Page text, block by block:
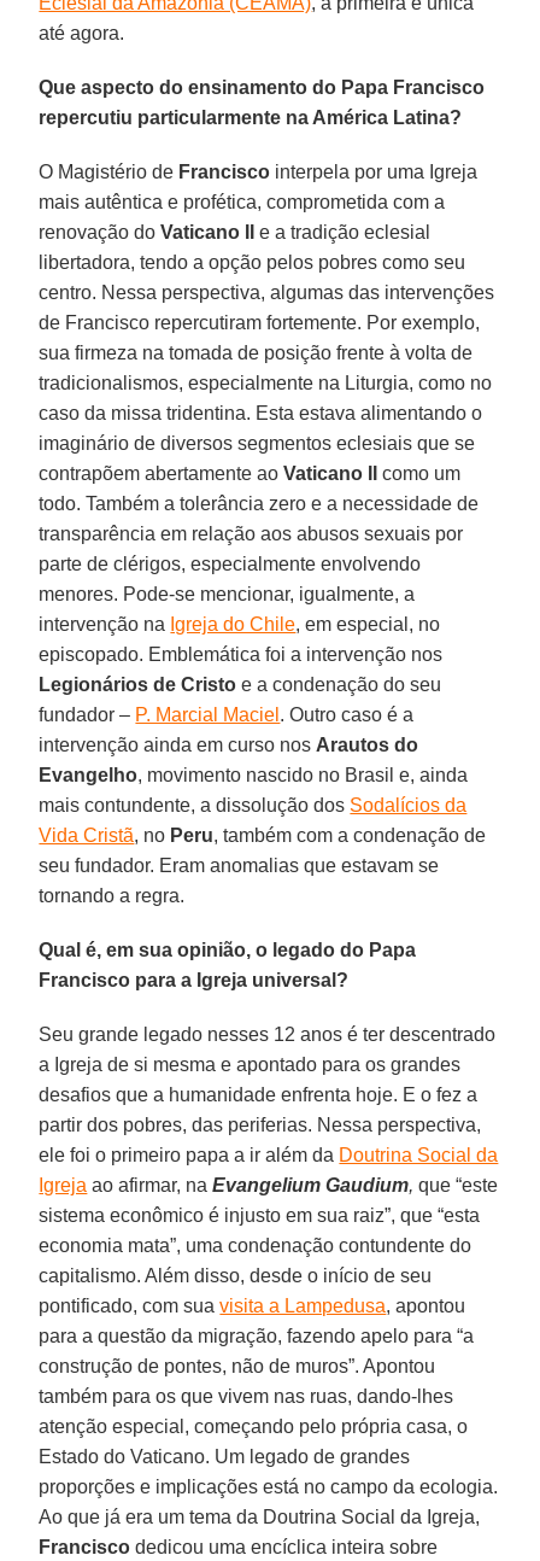
até agora.
Que aspecto do ensinamento do Papa Francisco
repercutiu particularmente na América Latina?
O Magistério de Francisco interpela por uma Igreja
mais autêntica e profética, comprometida com a
renovação doVaticano II
e a tradição eclesial
libertadora, tendo a opção pelos pobres como seu
centro. Nessa perspectiva, algumas das intervenções
de Francisco repercutiram fortemente. Por exemplo,
sua firmeza na tomada de posição frente à volta de
tradicionalismos, especialmente na Liturgia, como no
caso da missa tridentina. Esta estava alimentando o
imaginário de diversos segmentos eclesiais que se
contrapõem abertamente aoVaticano II
como um
todo. Também a tolerância zero e a necessidade de
transparência em relação aos abusos sexuais por
parte de clérigos, especialmente envolvendo
menores. Pode-se mencionar, igualmente, a
intervenção na Igreja do Chile, em especial, no
episcopado. Emblemática foi a intervenção nos
Legionários de Cristo e a condenação do seu
fundador – P. Marcial Maciel . Outro caso é a
intervenção ainda em curso nos Arautos do
Evangelho, movimento nascido no Brasil e, ainda
mais contundente, a dissolução dos Sodalícios da
Vida Cristã, no Peru, também com a condenação de
seu fundador. Eram anomalias que estavam se
tornando a regra.
Qual é, em sua opinião, o legado do Papa
Francisco para a Igreja universal?
Seu grande legado nesses 12 anos é ter descentrado
a Igreja de si mesma e apontado para os grandes
desafios que a humanidade enfrenta hoje. E o fez a
partir dos pobres, das periferias. Nessa perspectiva,
ele foi o primeiro papa a ir além da Doutrina Social da
Igreja ao afirmar, naEvangelium Gaudium, que “este
sistema econômico é injusto em sua raiz”, que “esta
economia mata”, uma condenação contundente do
capitalismo. Além disso, desde o início de seu
pontificado, com suavisita a Lampedusa, apontou
para a questão da migração, fazendo apelo para “a
construção de pontes, não de muros”. Apontou
também para os que vivem nas ruas, dando-lhes
atenção especial, começando pelo própria casa, o
Estado do Vaticano. Um legado de grandes
proporções e implicações está no campo da ecologia.
Ao que já era um tema da Doutrina Social da Igreja,
Francisco dedicou uma encíclica inteira sobre